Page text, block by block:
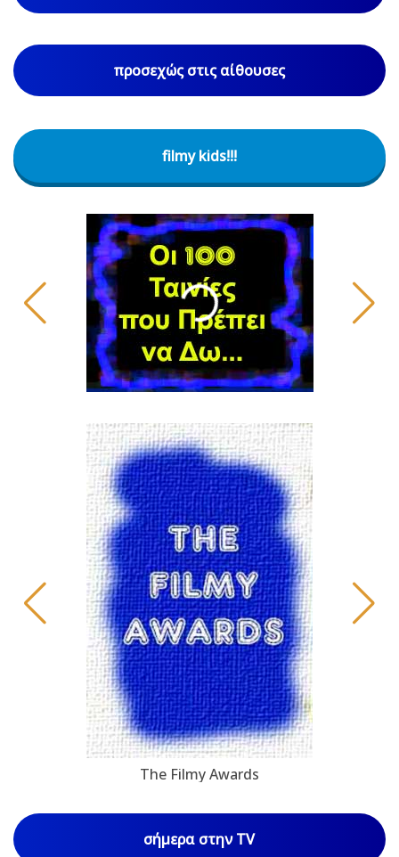
προσεχώς στις αίθουσες
filmy kids!!!
The Filmy Awards
σήμερα στην TV